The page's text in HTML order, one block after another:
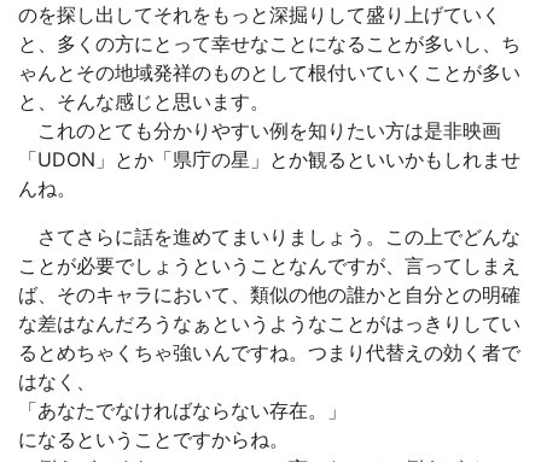
のを探し出してそれをもっと深掘りして盛り上げていく
と、多くの方にとって幸せなことになることが多いし、ち
ゃんとその地域発祥のものとして根付いていくことが多い
と、そんな感じと思います。
これのとても分かりやすい例を知りたい方は是非映画
「UDON」とか「県庁の星」とか観るといいかもしれませ
んね。
さてさらに話を進めてまいりましょう。この上でどんな
ことが必要でしょうということなんですが、言ってしまえ
ば、そのキャラにおいて、類似の他の誰かと自分との明確
な差はなんだろうなぁというようなことがはっきりしてい
るとめちゃくちゃ強いんですね。つまり代替えの効く者で
はなく、
「あなたでなければならない存在。」
になるということですからね。